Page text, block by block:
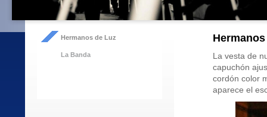
Hermanos de Luz
La Banda
La vesta de
capuchón
cordón color
aparece el